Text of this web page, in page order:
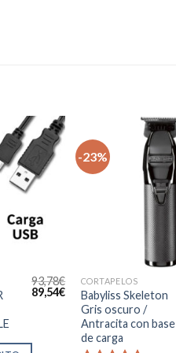
93,78€
El
precio
89,54€El
precio
actual
89,54€.
-23%
CORTAPELOS
Babyliss Skeleton
Gris oscuro /
Antracita con base
de carga